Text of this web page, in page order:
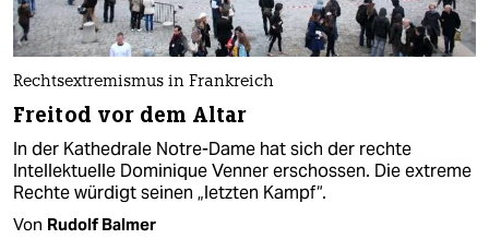
Rechtsextremismus in Frankreich
Freitod vor dem Altar
In der Kathedrale Notre-Dame hat sich der rechte
Intellektuelle Dominique Venner erschossen. Die extreme
Rechte würdigt seinen „letzten Kampf“.
Von Rudolf Balmer